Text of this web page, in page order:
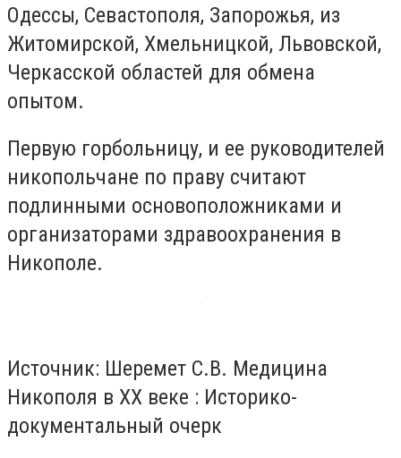
Одессы, Севастополя, Запорожья, из
Житомирской, Хмельницкой, Львовской,
Черкасской областей для обмена
опытом.
Первую горбольницу, и ее руководителей
никопольчане по праву считают
подлинными основоположниками и
организаторами здравоохранения в
Никополе.
Источник: Шеремет С.В. Медицина
Никополя в ХХ веке : Историко-
документальный очерк